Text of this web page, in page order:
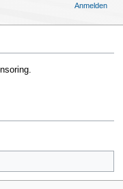
Anmelden